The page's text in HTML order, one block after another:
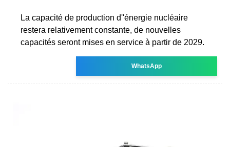
La capacité de production d''énergie nucléaire
restera relativement constante, de nouvelles
capacités seront mises en service à partir de 2029.
WhatsApp